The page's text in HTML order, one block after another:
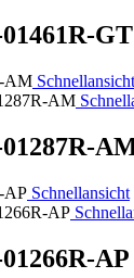
GT
Schnellansicht
Schnellansicht
AP